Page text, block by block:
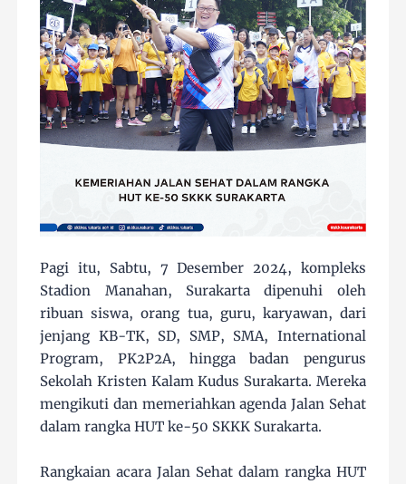
Pagi itu, Sabtu, 7 Desember 2024, kompleks
Stadion Manahan, Surakarta dipenuhi oleh
ribuan siswa, orang tua, guru, karyawan, dari
jenjang KB-TK, SD, SMP, SMA, International
Program, PK2P2A, hingga badan pengurus
Sekolah Kristen Kalam Kudus Surakarta. Mereka
mengikuti dan memeriahkan agenda Jalan Sehat
dalam rangka HUT ke-50 SKKK Surakarta.
Rangkaian acara Jalan Sehat dalam rangka HUT